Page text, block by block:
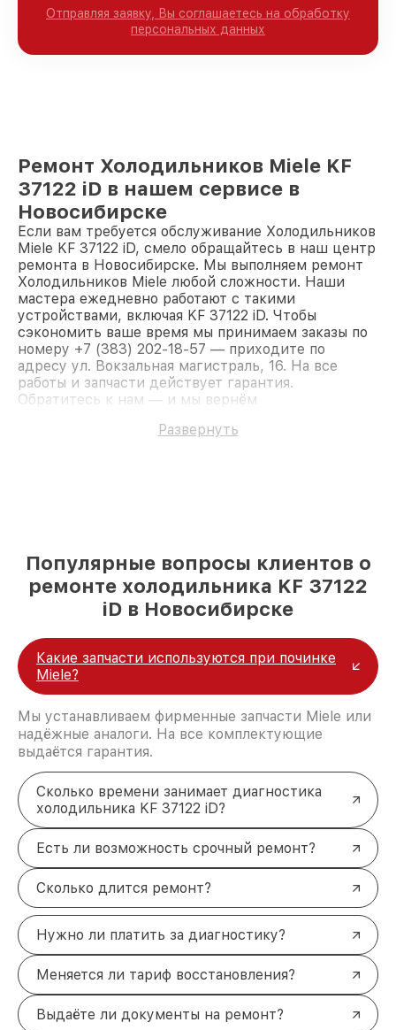
Отправляя заявку, Вы соглашаетесь на обработку
персональных данных
Ремонт Холодильников Miele KF
37122 iD в нашем сервисе в
Новосибирске
Если вам требуется обслуживание Холодильников
Miele KF 37122 iD, смело обращайтесь в наш центр
ремонта в Новосибирске. Мы выполняем ремонт
Холодильников Miele любой сложности. Наши
мастера ежедневно работают с такими
устройствами, включая KF 37122 iD. Чтобы
сэкономить ваше время мы принимаем заказы по
номеру +7 (383) 202-18-57 — приходите по
адресу ул. Вокзальная магистраль, 16. На все
работы и запчасти действует гарантия.
Обратитесь к нам — и мы вернём
Развернуть
Популярные вопросы клиентов о
ремонте холодильника KF 37122
iD в Новосибирске
Какие запчасти используются при починке
Miele?
Мы устанавливаем фирменные запчасти Miele или
надёжные аналоги. На все комплектующие
выдаётся гарантия.
Сколько времени занимает диагностика
холодильника KF 37122 iD?
Есть ли возможность срочный ремонт?
Сколько длится ремонт?
Нужно ли платить за диагностику?
Меняется ли тариф восстановления?
Выдаёте ли документы на ремонт?